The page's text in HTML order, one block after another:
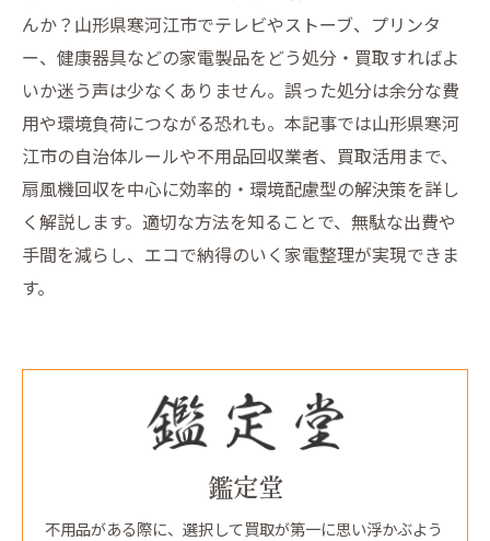
んか？山形県寒河江市でテレビやストーブ、プリンタ
ー、健康器具などの家電製品をどう処分・買取すればよ
いか迷う声は少なくありません。誤った処分は余分な費
用や環境負荷につながる恐れも。本記事では山形県寒河
江市の自治体ルールや不用品回収業者、買取活用まで、
扇風機回収を中心に効率的・環境配慮型の解決策を詳し
く解説します。適切な方法を知ることで、無駄な出費や
手間を減らし、エコで納得のいく家電整理が実現できま
す。
鑑定堂
不用品がある際に、選択して買取が第一に思い浮かぶよう